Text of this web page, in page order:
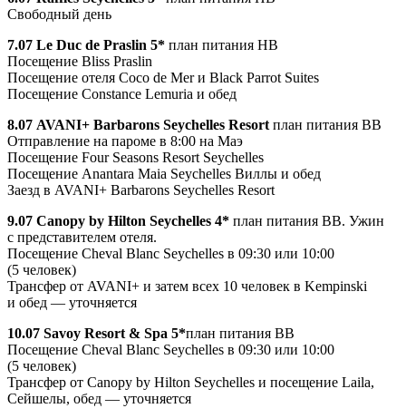
Свободный день
7.07 Le Duc de Praslin 5* план питания HB
Посещение Bliss Praslin
Посещение отеля Coco de Mer и Black Parrot Suites
Посещение Constance Lemuria и обед
8.07 AVANI+ Barbarons Seychelles Resort план питания BB
Отправление на пароме в 8:00 на Маэ
Посещение Four Seasons Resort Seychelles
Посещение Anantara Maia Seychelles Виллы и обед
Заезд в AVANI+ Barbarons Seychelles Resort
9.07 Canopy by Hilton Seychelles 4* план питания BB. Ужин
с представителем отеля.
Посещение Cheval Blanc Seychelles в 09:30 или 10:00
(5 человек)
Трансфер от AVANI+ и затем всех 10 человек в Kempinski
и обед — уточняется
10.07 Savoy Resort & Spa 5*план питания BB
Посещение Cheval Blanc Seychelles в 09:30 или 10:00
(5 человек)
Трансфер от Canopy by Hilton Seychelles и посещение Laila,
Сейшелы, обед — уточняется